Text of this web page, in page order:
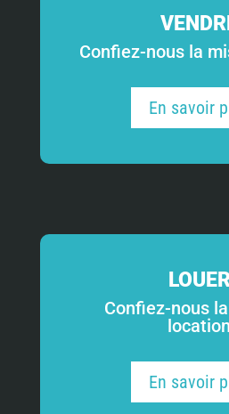
Confiez-nous la
En savoir
Confiez-nous
location
En savoir